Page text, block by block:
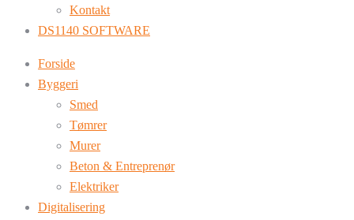
Kontakt
DS1140 SOFTWARE
Forside
Byggeri
Smed
Tømrer
Murer
Beton & Entreprenør
Elektriker
Digitalisering